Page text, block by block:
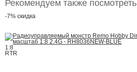
Рекомендуем также посмотреть
-7% скидка
1:8
RTR